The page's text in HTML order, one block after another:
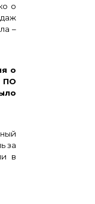
о
–
о
ПО
за
в